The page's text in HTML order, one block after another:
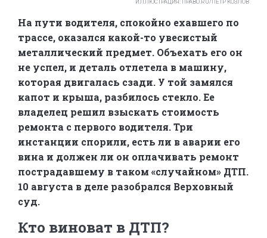
ИЛЛЮСТРАЦИЯ: ПРАВО.RU/ПЕТР КОЗЛОВ
На пути водителя, спокойно ехавшего по
трассе, оказался какой-то увесистый
металлический предмет. Объехать его он
не успел, и деталь отлетела в машину,
которая двигалась сзади. У той замялся
капот и крыша, разбилось стекло. Ее
владелец решил взыскать стоимость
ремонта с первого водителя. Три
инстанции спорили, есть ли в аварии его
вина и должен ли он оплачивать ремонт
пострадавшему в таком «случайном» ДТП.
10 августа в деле разобрался Верховный
суд.
Кто виноват в ДТП?